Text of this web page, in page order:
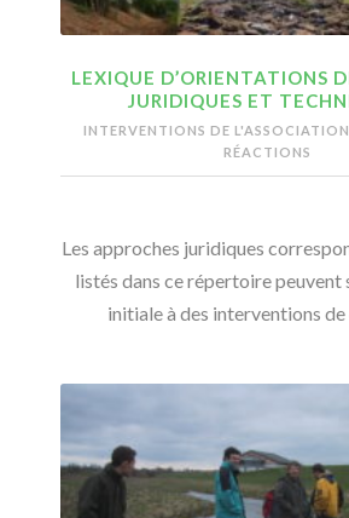
LEXIQUE D’ORIENTATIONS
JURIDIQUES ET
INTERVENTIONS DE
RÉACTIONS
Les approches juridiques
listés dans ce répertoire peuvent
initiale à des interventions de